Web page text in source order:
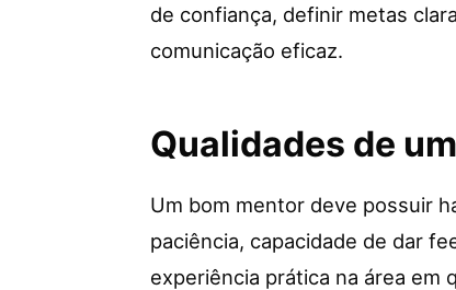
de confiança, definir metas
comunicação eficaz.
Qualidades de
Um bom mentor deve possuir
paciência, capacidade de dar
experiência prática na área em